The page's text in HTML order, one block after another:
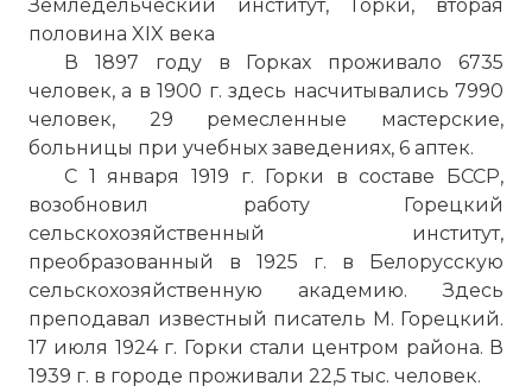
Земледельческий институт, Горки, вторая
половина XIX века
В 1897 году в Горках проживало 6735
человек, а в 1900 г. здесь насчитывались 7990
человек, 29 ремесленные мастерские,
больницы при учебных заведениях, 6 аптек.
С 1 января 1919 г. Горки в составе БССР,
возобновил работу Горецкий
сельскохозяйственный институт,
преобразованный в 1925 г. в Белорусскую
сельскохозяйственную академию. Здесь
преподавал известный писатель М. Горецкий.
17 июля 1924 г. Горки стали центром района. В
1939 г. в городе проживали 22,5 тыс. человек.